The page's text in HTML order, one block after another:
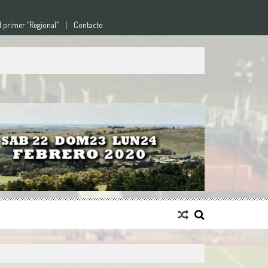
primer “Regional” Contacto